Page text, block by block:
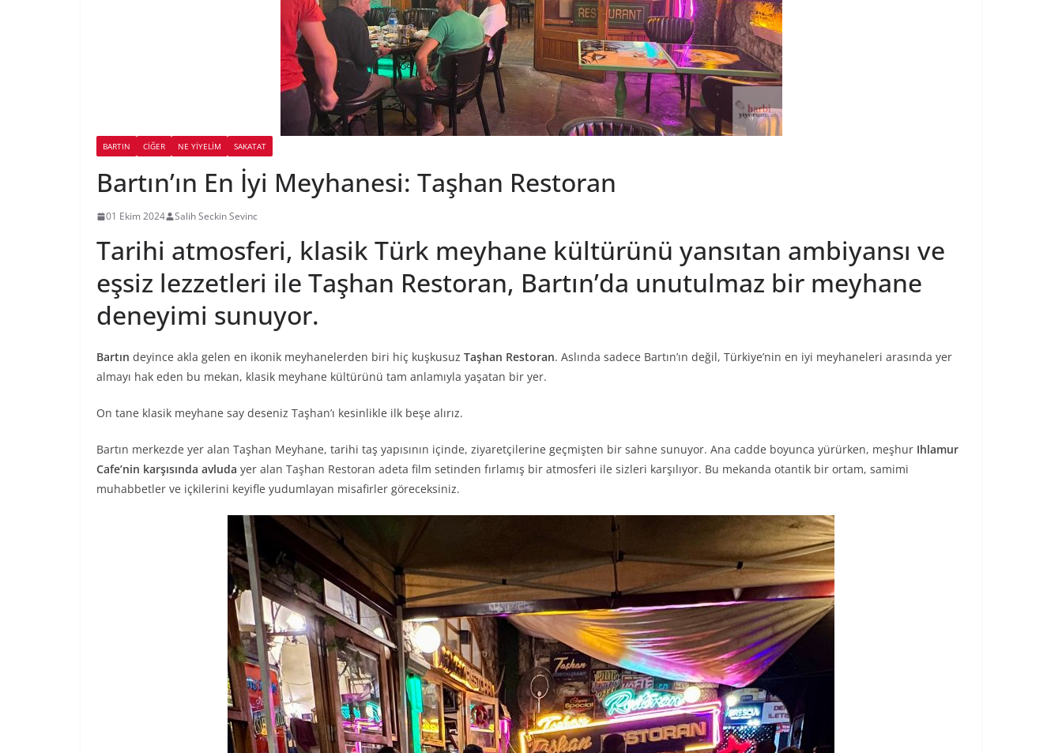
BARTIN CIĞER NE YİYELİM SAKATAT
Bartın’ın En İyi Meyhanesi: Taşhan Restoran
01 Ekim 2024 Salih Seckin Sevinc
Tarihi atmosferi, klasik Türk meyhane kültürünü yansıtan ambiyansı ve
eşsiz lezzetleri ile Taşhan Restoran, Bartın’da unutulmaz bir meyhane
deneyimi sunuyor.
Bartın deyince akla gelen en ikonik meyhanelerden biri hiç kuşkusuz Taşhan Restoran. Aslında sadece Bartın’ın değil, Türkiye’nin en iyi meyhaneleri arasında yer
almayı hak eden bu mekan, klasik meyhane kültürünü tam anlamıyla yaşatan bir yer.
On tane klasik meyhane say deseniz Taşhan’ı kesinlikle ilk beşe alırız.
Bartın merkezde yer alan Taşhan Meyhane, tarihi taş yapısının içinde, ziyaretçilerine geçmişten bir sahne sunuyor. Ana cadde boyunca yürürken, meşhur Ihlamur
Cafe’nin karşısında avluda yer alan Taşhan Restoran adeta film setinden fırlamış bir atmosferi ile sizleri karşılıyor. Bu mekanda otantik bir ortam, samimi
muhabbetler ve içkilerini keyifle yudumlayan misafirler göreceksiniz.